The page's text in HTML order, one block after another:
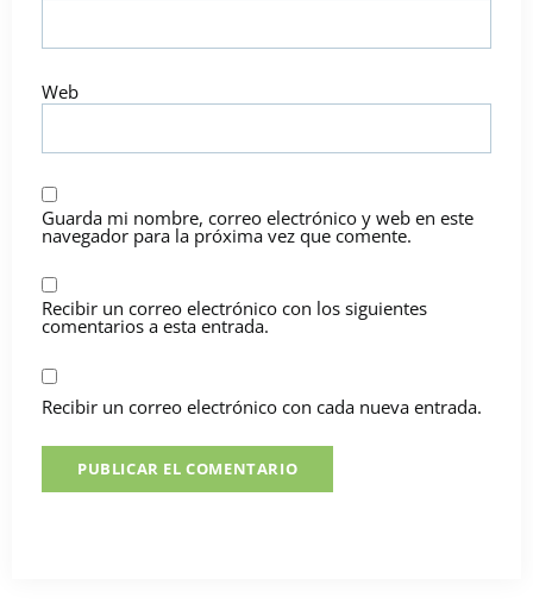
Web
Guarda mi nombre, correo electrónico y web en este
navegador para la próxima vez que comente.
Recibir un correo electrónico con los siguientes
comentarios a esta entrada.
Recibir un correo electrónico con cada nueva entrada.